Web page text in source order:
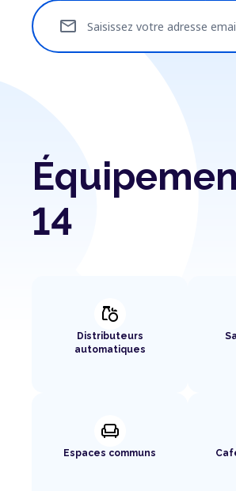
Saisissez votre adresse
mail
14
grocery
Distributeurs
automatiques
chair
Espaces communs